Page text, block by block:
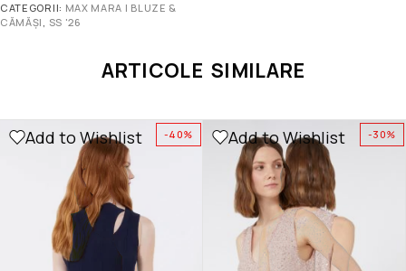
CATEGORII: MAX MARA | BLUZE &
CĂMĂȘI , SS '26
ARTICOLE SIMILARE
-40%
Add to Wishlist -30%
Add to Wishlist